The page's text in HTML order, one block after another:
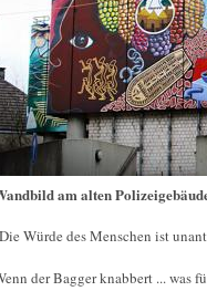
am alten
Würde des Menschen ist
der Bagger knabbert ... was